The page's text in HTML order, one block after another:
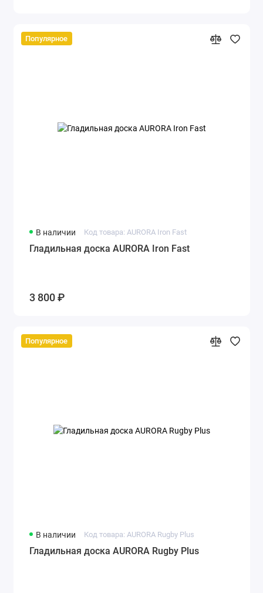
Популярное
В наличии Код товара: AURORA Iron Fast
Гладильная доска AURORA Iron Fast
3 800 ₽
Популярное
В наличии Код товара: AURORA Rugby Plus
Гладильная доска AURORA Rugby Plus